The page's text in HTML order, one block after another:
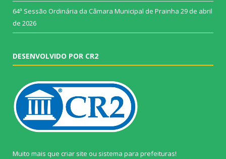
64ª Sessão Ordinária da Câmara Municipal de Prainha 29 de abril
de 2026
DESENVOLVIDO POR CR2
Muito mais que criar site ou sistema para prefeituras!